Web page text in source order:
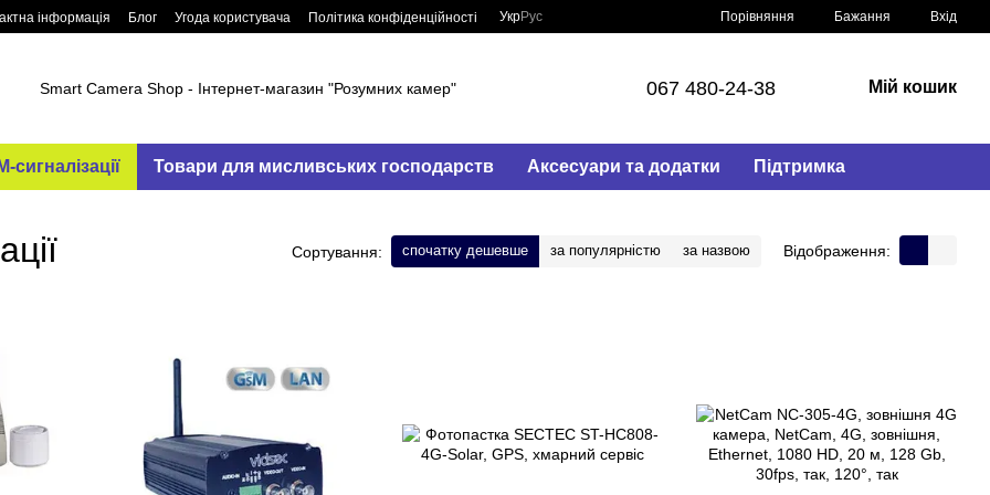
інформація Блог Угода користувача Політика конфіденційності УкрРус Порівняння Бажання Вхід
Smart Camera Shop - Інтернет-магазин "Розумних камер" 067 480-24-38 Мій кошик
сигналізації Товари для мисливських господарств Аксесуари та додатки Пiдтримка
Сортування: спочатку дешевше за популярністю за назвою Відображення: